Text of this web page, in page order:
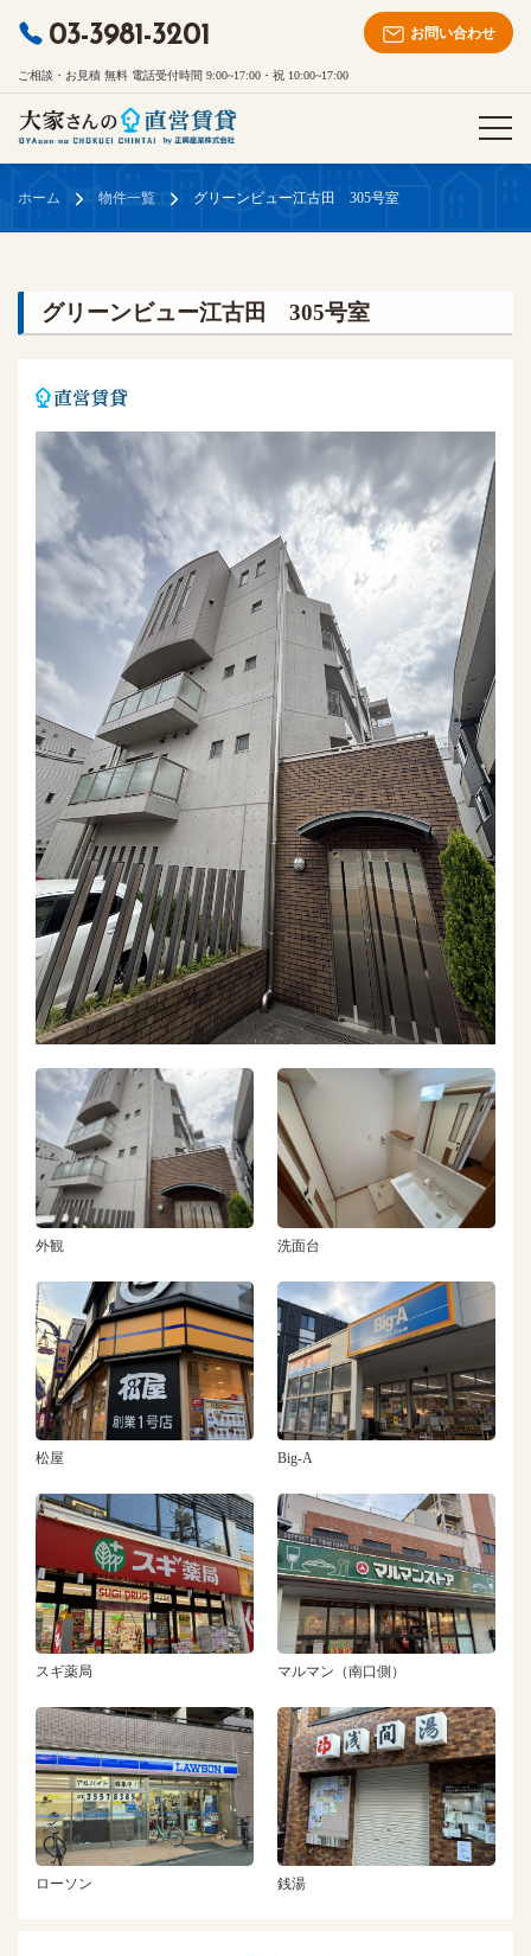
03-3981-3201
ご相談・お見積 無料 電話受付時間 9:00~17:00・祝 10:00~17:00
お問い合わせ
ホーム 物件一覧 グリーンビュー江古田 305号室
グリーンビュー江古田 305号室
外観 洗面台
松屋 Big-A
スギ薬局 マルマン（南口側）
ローソン 銭湯